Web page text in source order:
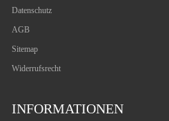
Datenschutz
AGB
Sitemap
Widerrufsrecht
INFORMATIONEN